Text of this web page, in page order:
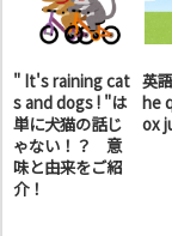
" It's raining cat
s and dogs ! "は
単に犬猫の話じ
ゃない！？ 意
味と由来をご紹
介！
英
he
ox